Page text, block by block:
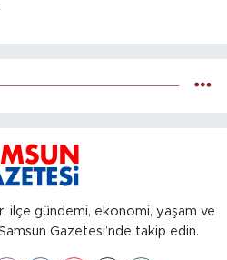
ilçe gündemi, ekonomi, yaşam ve
Gazetesi’nde takip edin.